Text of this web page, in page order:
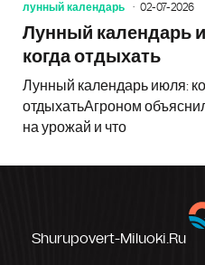
лунный календарь 02-07-2026
Лунный календарь
когда отдыхать
Лунный календарь июля:
отдыхатьАгроном
на урожай и что
Shurupovert-Miluoki.ru